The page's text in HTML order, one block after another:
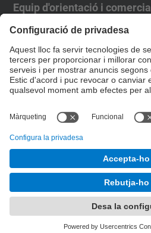
Equip d'orientació i comercial
José Luís Grande
Tel. 93 4137194
jose.luis.grande@upc.edu
Formulari de contacte
Desenvolupat amb